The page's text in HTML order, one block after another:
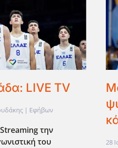
LIVE TV
| Εφήβων
Streamingτην
του
28